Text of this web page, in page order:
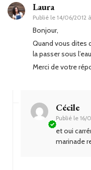
Laura
Publié le 14/06/2012 à
Bonjour,
Quand vous dites
la passer sous
Merci de votre
Cécile
Publié le 16/
et oui
marinade